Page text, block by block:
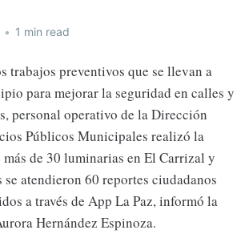
• 1 min read
trabajos preventivos que se llevan a
para mejorar la seguridad en calles y
personal operativo de la Dirección
Públicos Municipales realizó la
de 30 luminarias en El Carrizal y
se atendieron 60 reportes ciudadanos
a través de App La Paz, informó la
Hernández Espinoza.